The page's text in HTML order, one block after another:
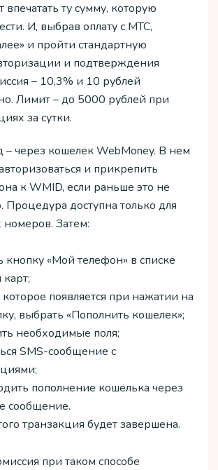
впечатать ту сумму, которую
И, выбрав оплату с МТС,
и пройти стандартную
и подтверждения
– 10,3% и 10 рублей
Лимит – до 5000 рублей при
за сутки.
– через кошелек WebMoney. В нем
и прикрепить
к WMID, если раньше это не
Процедура доступна только для
Затем:
кнопку «Мой телефон» в списке
карт;
появляется при нажатии на
выбрать «Пополнить кошелек»;
необходимые поля;
SMS-сообщение с
пополнение кошелька через
сообщение.
транзакция будет завершена.
при таком способе